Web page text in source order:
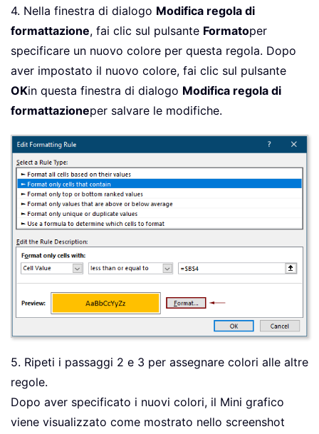
4. Nella finestra di dialogo Modifica regola di
formattazione, fai clic sul pulsante Formatoper
specificare un nuovo colore per questa regola. Dopo
aver impostato il nuovo colore, fai clic sul pulsante
OKin questa finestra di dialogo Modifica regola di
formattazioneper salvare le modifiche.
5. Ripeti i passaggi 2 e 3 per assegnare colori alle altre
regole.
Dopo aver specificato i nuovi colori, il Mini grafico
viene visualizzato come mostrato nello screenshot